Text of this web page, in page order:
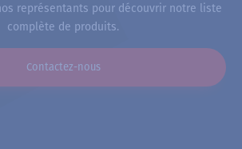
représentants pour découvrir notre liste
complète de produits.
Contactez-nous